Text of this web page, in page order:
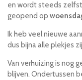
en wordt steeds
geopend op
Ik heb veel nieuwe
dus bijna alle plekjes
Van verhuizing is nog
blijven. Ondertussen